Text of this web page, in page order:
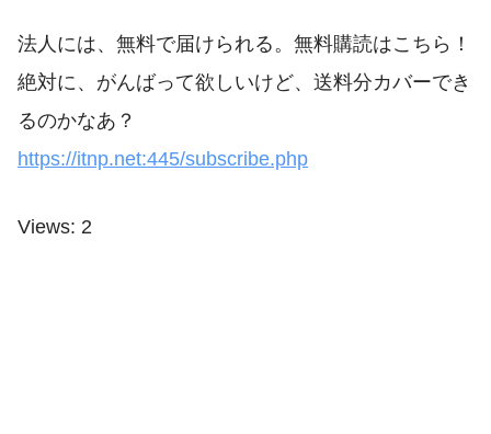
法人には、無料で届けられる。無料購読はこちら！
絶対に、がんばって欲しいけど、送料分カバーでき
るのかなあ？
https://itnp.net:445/subscribe.php
Views: 2